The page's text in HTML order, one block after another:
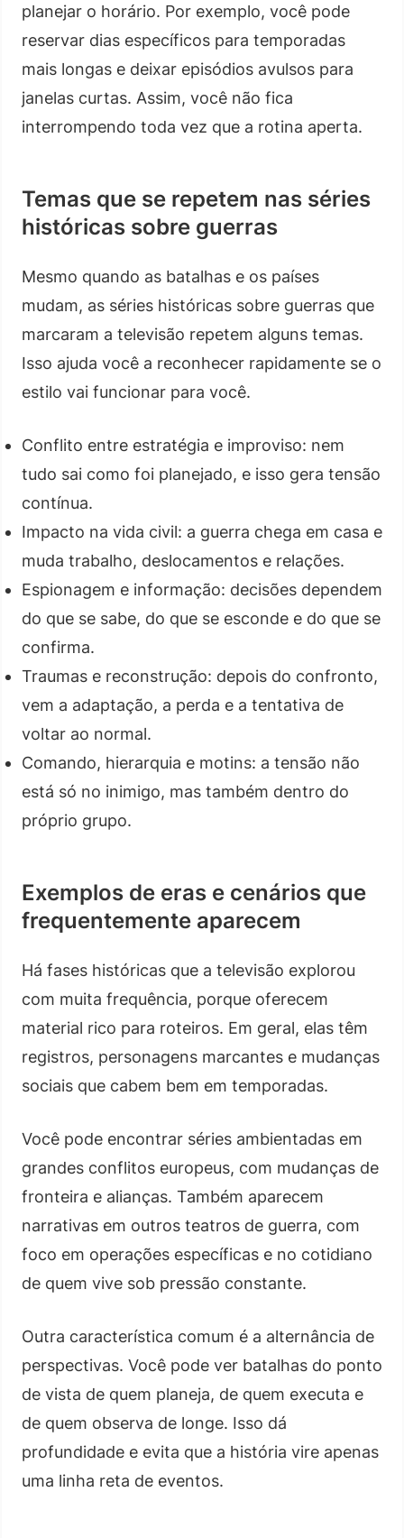
planejar o horário. Por exemplo, você pode
reservar dias específicos para temporadas
mais longas e deixar episódios avulsos para
janelas curtas. Assim, você não fica
interrompendo toda vez que a rotina aperta.
Temas que se repetem nas séries
históricas sobre guerras
Mesmo quando as batalhas e os países
mudam, as séries históricas sobre guerras que
marcaram a televisão repetem alguns temas.
Isso ajuda você a reconhecer rapidamente se o
estilo vai funcionar para você.
Conflito entre estratégia e improviso: nem
tudo sai como foi planejado, e isso gera tensão
contínua.
Impacto na vida civil: a guerra chega em casa e
muda trabalho, deslocamentos e relações.
Espionagem e informação: decisões dependem
do que se sabe, do que se esconde e do que se
confirma.
Traumas e reconstrução: depois do confronto,
vem a adaptação, a perda e a tentativa de
voltar ao normal.
Comando, hierarquia e motins: a tensão não
está só no inimigo, mas também dentro do
próprio grupo.
Exemplos de eras e cenários que
frequentemente aparecem
Há fases históricas que a televisão explorou
com muita frequência, porque oferecem
material rico para roteiros. Em geral, elas têm
registros, personagens marcantes e mudanças
sociais que cabem bem em temporadas.
Você pode encontrar séries ambientadas em
grandes conflitos europeus, com mudanças de
fronteira e alianças. Também aparecem
narrativas em outros teatros de guerra, com
foco em operações específicas e no cotidiano
de quem vive sob pressão constante.
Outra característica comum é a alternância de
perspectivas. Você pode ver batalhas do ponto
de vista de quem planeja, de quem executa e
de quem observa de longe. Isso dá
profundidade e evita que a história vire apenas
uma linha reta de eventos.